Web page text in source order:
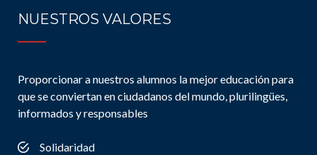
NUESTROS VALORES
Proporcionar a nuestros alumnos la mejor educación para
que se conviertan en ciudadanos del mundo, plurilingües,
informados y responsables
Solidaridad